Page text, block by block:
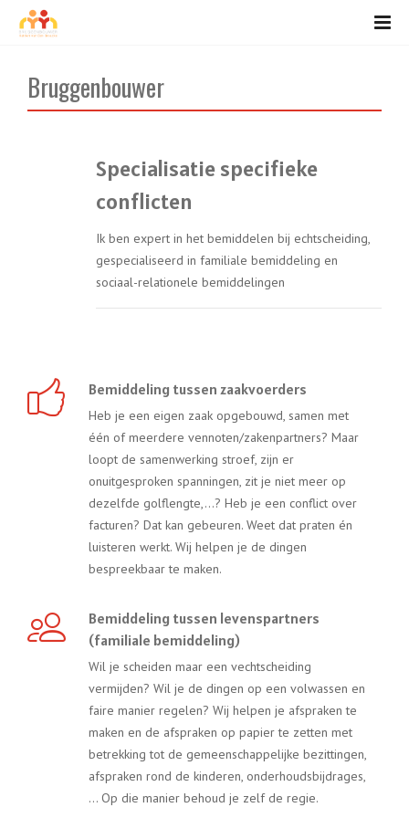
Bruggenbouwer
Specialisatie specifieke
conflicten
Ik ben expert in het bemiddelen bij echtscheiding,
gespecialiseerd in familiale bemiddeling en
sociaal-relationele bemiddelingen
Bemiddeling tussen zaakvoerders
Heb je een eigen zaak opgebouwd, samen met
één of meerdere vennoten/zakenpartners? Maar
loopt de samenwerking stroef, zijn er
onuitgesproken spanningen, zit je niet meer op
dezelfde golflengte,…? Heb je een conflict over
facturen? Dat kan gebeuren. Weet dat praten én
luisteren werkt. Wij helpen je de dingen
bespreekbaar te maken.
Bemiddeling tussen levenspartners
(familiale bemiddeling)
Wil je scheiden maar een vechtscheiding
vermijden? Wil je de dingen op een volwassen en
faire manier regelen? Wij helpen je afspraken te
maken en de afspraken op papier te zetten met
betrekking tot de gemeenschappelijke bezittingen,
afspraken rond de kinderen, onderhoudsbijdrages,
… Op die manier behoud je zelf de regie.